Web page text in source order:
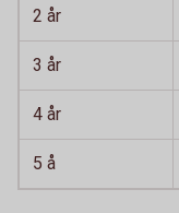
2 år
3 år
4 år
5 å